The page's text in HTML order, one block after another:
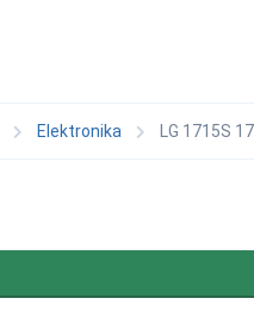
Elektronika LG 1715S